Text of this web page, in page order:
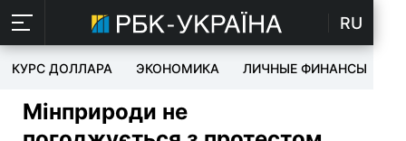
RU
КУРС ДОЛЛАРА ЭКОНОМИКА ЛИЧНЫЕ ФИНАНСЫ
Мінприроди не